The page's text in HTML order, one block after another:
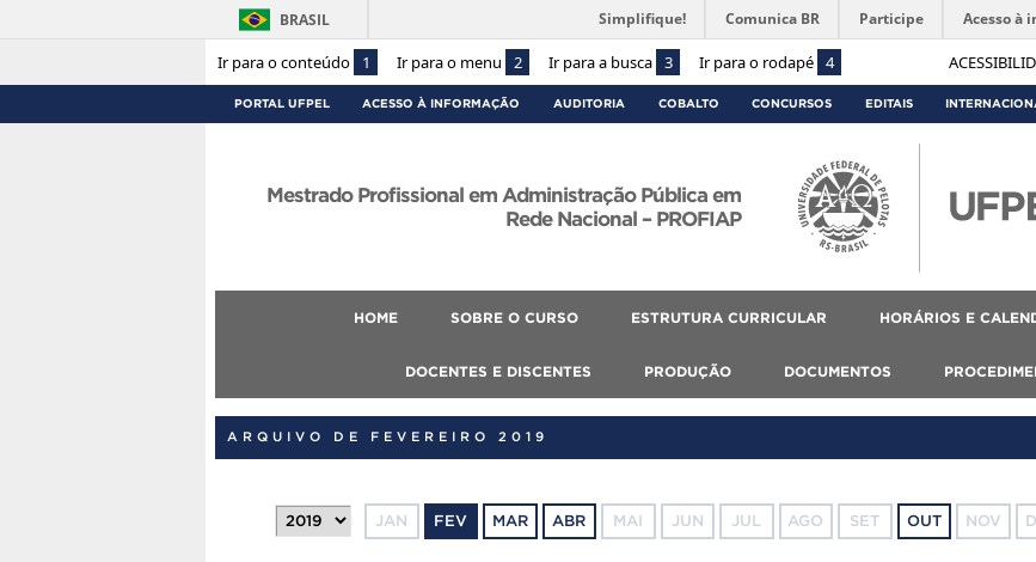
Ir para o conteúdo 1 Ir para o menu 2 Ir para a busca 3 Ir para o rodapé 4
BRASIL Simplifique! Comunica BR Participe Acesso à
PORTAL UFPEL ACESSO À INFORMAÇÃO AUDITORIA COBALTO CONCURSOS EDITAIS
Mestrado Profissional em Administração Pública em
Rede Nacional – PROFIAP
HOME SOBRE O CURSO ESTRUTURA CURRICULAR HORÁRIOS E
DOCENTES E DISCENTES PRODUÇÃO DOCUMENTOS
ARQUIVO DE FEVEREIRO 2019
JAN FEV MAR ABR MAI JUN JUL AGO SET OUT NOV